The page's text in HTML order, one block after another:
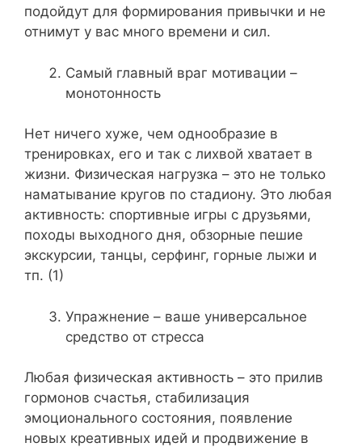
подойдут для формирования привычки и не
отнимут у вас много времени и сил.
Самый главный враг мотивации –
монотонность
Нет ничего хуже, чем однообразие в
тренировках, его и так с лихвой хватает в
жизни. Физическая нагрузка – это не только
наматывание кругов по стадиону. Это любая
активность: спортивные игры с друзьями,
походы выходного дня, обзорные пешие
экскурсии, танцы, серфинг, горные лыжи и
тп. (1)
Упражнение – ваше универсальное
средство от стресса
Любая физическая активность – это прилив
гормонов счастья, стабилизация
эмоционального состояния, появление
новых креативных идей и продвижение в